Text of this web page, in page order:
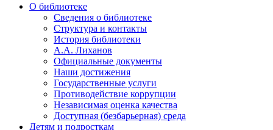
О библиотеке
Сведения о библиотеке
Структура и контакты
История библиотеки
А.А. Лиханов
Официальные документы
Наши достижения
Государственные услуги
Противодействие коррупции
Независимая оценка качества
Доступная (безбарьерная) среда
Детям и подросткам